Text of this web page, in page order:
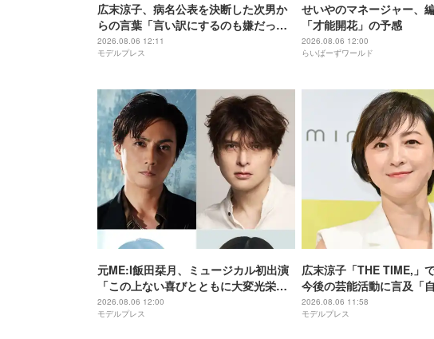
広末涼子、病名公表を決断した次男か
らの言葉「言い訳にするのも嫌だっ
た」「言うべきか迷った」
2026.08.06 12:11
モデルプレス
せいやのマネージャー、
「才能開花」の予感
2026.08.06 12:00
らいばーずワールド
元ME:I飯田栞月、ミュージカル初出演
「この上ない喜びとともに大変光栄」4
年ぶり上演「ファントム」城田優らキ
ャスト発表
2026.08.06 12:00
モデルプレス
広末涼子「THE TIME,」
今後の芸能活動に言及「
分だったり不甲斐なさを感
で…」
2026.08.06 11:58
モデルプレス